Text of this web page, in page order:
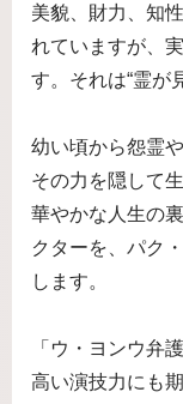
美貌、財力、知
れていますが、
す。それは“霊が
幼い頃から怨霊
その力を隠して
華やかな人生の
クターを、パク
します。
「ウ・ヨンウ弁
高い演技力にも